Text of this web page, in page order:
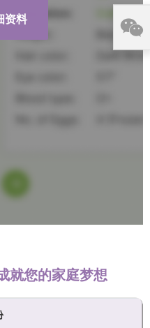
资料
就您的家庭梦想